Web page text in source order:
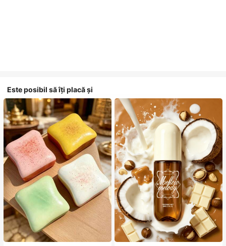
Este posibil să îți placă și